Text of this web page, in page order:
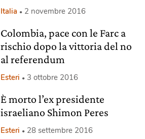
Italia 2 novembre 2016
Colombia, pace con le Farc a
rischio dopo la vittoria del no
al referendum
Esteri 3 ottobre 2016
È morto l’ex presidente
israeliano Shimon Peres
Esteri 28 settembre 2016